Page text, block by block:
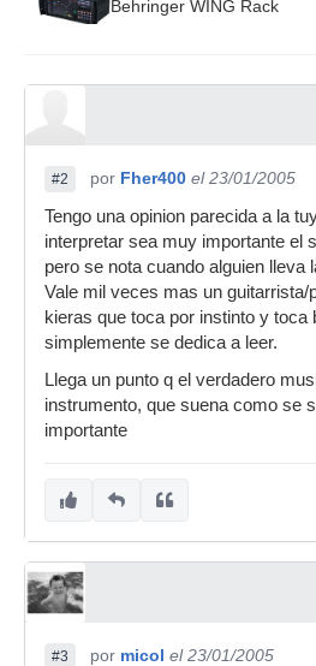
Behringer WING Rack
#2 por Fher400 el 23/01/2005
Tengo una opinion parecida a la
interpretar sea muy importante el
pero se nota cuando alguien lleva
Vale mil veces mas un guitarrista/
kieras que toca por instinto y toca
simplemente se dedica a leer.
Llega un punto q el verdadero
instrumento, que suena como se
importante
#3 por micol el 23/01/2005